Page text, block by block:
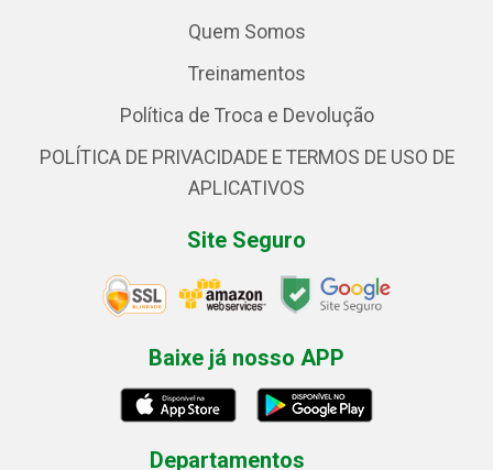
Quem Somos
Treinamentos
Política de Troca e Devolução
POLÍTICA DE PRIVACIDADE E TERMOS DE USO DE
APLICATIVOS
Site Seguro
Baixe já nosso APP
Departamentos